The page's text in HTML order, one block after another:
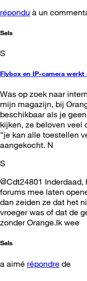
répondu à un
Sels
S
Flybox en IP-camera
Was op zoek naar
mijn magazijn, bij
beschikbaar als je
kijken, ze beloven veel
"je kan alle toestellen
aangekocht. N
S
@Cdt24801
forums mee laten
dan zeiden ze dat het
vroeger was of dat de
zonder Orange.Ik wee
Sels
a aimé répondre de